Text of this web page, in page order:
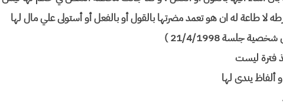
طاعة له ان هو تعمد مضرتها بالقول أو بالفعل أو أستولى علي مال لها
فترة ليست
ألفاظ يندى لها